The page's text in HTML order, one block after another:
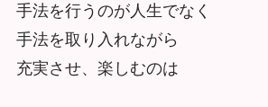
手法を行うのが人生でなく
手法を取り入れながら
充実させ、楽しむのは